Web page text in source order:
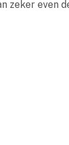
zeker even